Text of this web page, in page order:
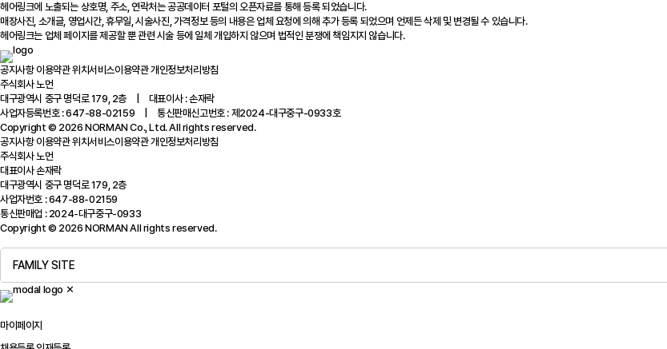
헤어링크에 노출되는 상호명, 주소, 연락처는 공공데이터 포털의 오픈자료를 통해 등록 되었습니다.
매장사진, 소개글, 영업시간, 휴무일, 시술사진, 가격정보 등의 내용은 업체 요청에 의해 추가 등록 되었으며 언제든 삭제 및 변경될 수 있습니다.
헤어링크는 업체 페이지를 제공할 뿐 관련 시술 등에 일체 개입하지 않으며 법적인 분쟁에 책임지지 않습니다.
공지사항이용약관위치서비스이용약관개인정보처리방침
주식회사 노먼
대구광역시 중구 명덕로 179, 2층 | 대표이사 : 손재락
사업자등록번호 : 647-88-02159 | 통신판매신고번호 : 제2024-대구중구-0933호
Copyright © 2026 NORMAN Co., Ltd. All rights reserved.
공지사항이용약관위치서비스이용약관개인정보처리방침
주식회사 노먼
대표이사 손재락
대구광역시 중구 명덕로 179, 2층
사업자번호 : 647-88-02159
통신판매업 : 2024-대구중구-0933
Copyright © 2026 NORMAN All rights reserved.
FAMILY SITE
✕
마이페이지